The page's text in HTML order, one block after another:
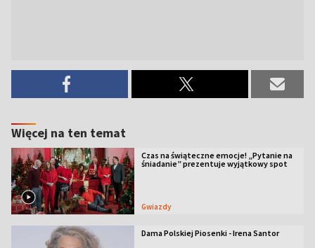
Więcej na ten temat
Czas na świąteczne emocje! „Pytanie na
śniadanie” prezentuje wyjątkowy spot
Gwiazdy
Dama Polskiej Piosenki - Irena Santor